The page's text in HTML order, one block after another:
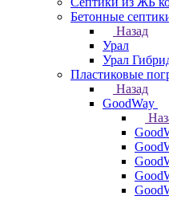
Бетонные
Назад
Урал
Урал
Пластиковые
Назад
GoodWay